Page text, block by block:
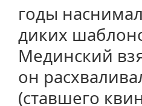
годы
диких
Мединский
он
(ставшего